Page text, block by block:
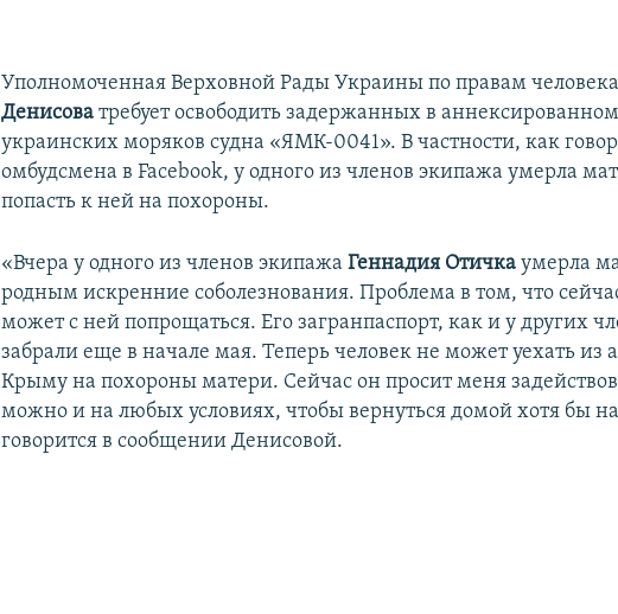
Уполномоченная Верховной Рады Украины по правам
Денисова требует освободить задержанных в
украинских моряков судна «ЯМК-0041». В частности, как
омбудсмена в Facebook, у одного из членов экипажа умерла
попасть к ней на похороны.
«Вчера у одного из членов экипажаГеннадия Отичкаумерла
родным искренние соболезнования. Проблема в том, что
может с ней попрощаться. Его загранпаспорт, как и у других
забрали еще в начале мая. Теперь человек не может уехать из
Крыму на похороны матери. Сейчас он просит меня
можно и на любых условиях, чтобы вернуться домой хотя бы
говорится в сообщении Денисовой.